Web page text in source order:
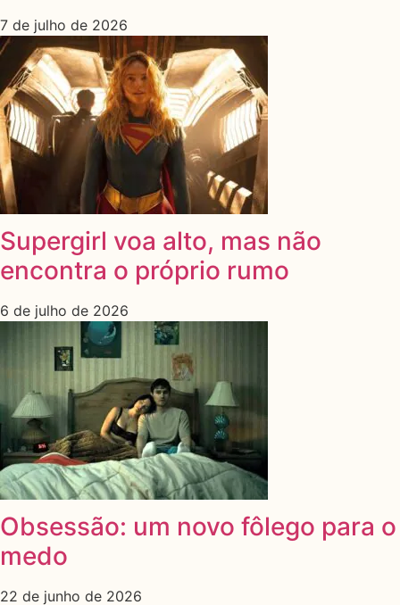
7 de julho de 2026
Supergirl voa alto, mas não
encontra o próprio rumo
6 de julho de 2026
Obsessão: um novo fôlego para o
medo
22 de junho de 2026